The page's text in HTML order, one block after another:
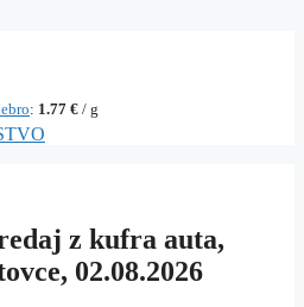
: 1.77 € / g
z kufra auta,
02.08.2026